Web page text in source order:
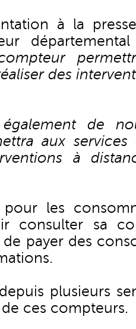
à la
des
de
aux services
à
pour les
consulter sa
payer des
plusieurs
ces compteurs.